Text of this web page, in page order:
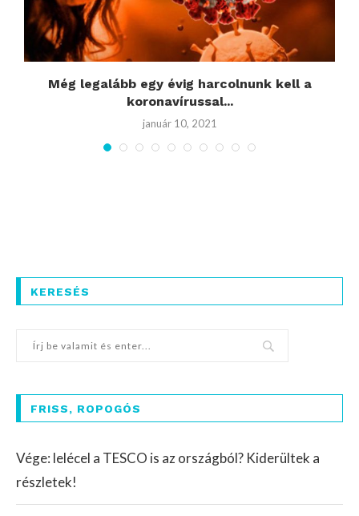
Még legalább egy évig harcolnunk kell a
koronavírussal...
január 10, 2021
KERESÉS
FRISS, ROPOGÓS
Vége: lelécel a TESCO is az országból? Kiderültek a
részletek!